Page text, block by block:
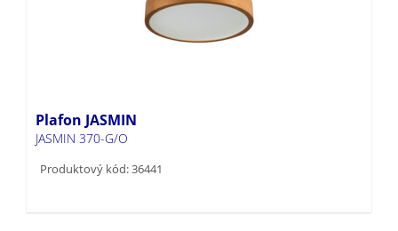
Plafon JASMIN
JASMIN 370-G/O
Produktový kód: 36441